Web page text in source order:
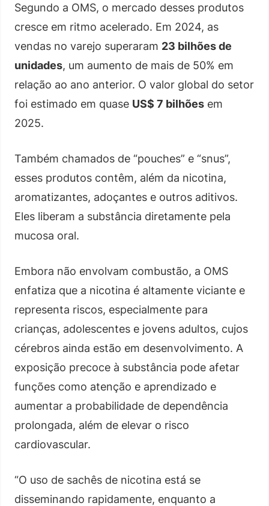
Segundo a OMS, o mercado desses produtos
cresce em ritmo acelerado. Em 2024, as
vendas no varejo superaram 23 bilhões de
unidades, um aumento de mais de 50% em
relação ao ano anterior. O valor global do setor
foi estimado em quase US$ 7 bilhões em
2025.
Também chamados de “pouches” e “snus”,
esses produtos contêm, além da nicotina,
aromatizantes, adoçantes e outros aditivos.
Eles liberam a substância diretamente pela
mucosa oral.
Embora não envolvam combustão, a OMS
enfatiza que a nicotina é altamente viciante e
representa riscos, especialmente para
crianças, adolescentes e jovens adultos, cujos
cérebros ainda estão em desenvolvimento. A
exposição precoce à substância pode afetar
funções como atenção e aprendizado e
aumentar a probabilidade de dependência
prolongada, além de elevar o risco
cardiovascular.
“O uso de sachês de nicotina está se
disseminando rapidamente, enquanto a